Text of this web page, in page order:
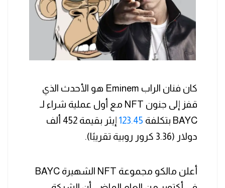
كان فنان الراب Eminem هو الأحدث الذي
قفز إلى جنون NFT مع أول عملية شراء لـ
BAYC بتكلفة
123.45
إيثر بقيمة 452 ألف
دولار (3.36 كرور روبية تقريبًا).
أعلن مالكو مجموعة NFT الشهيرة BAYC